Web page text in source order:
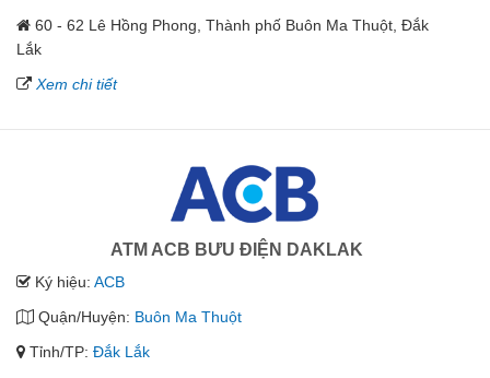
60 - 62 Lê Hồng Phong, Thành phố Buôn Ma Thuột, Đắk
Lắk
Xem chi tiết
ATM ACB BƯU ĐIỆN DAKLAK
Ký hiệu: ACB
Quận/Huyện: Buôn Ma Thuột
Tỉnh/TP: Đắk Lắk